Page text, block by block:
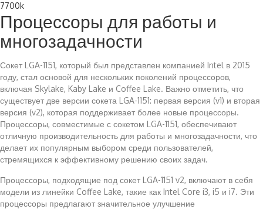
7700k
Процессоры для работы и
многозадачности
Сокет LGA-1151, который был представлен компанией Intel в 2015
году, стал основой для нескольких поколений процессоров,
включая Skylake, Kaby Lake и Coffee Lake. Важно отметить, что
существует две версии сокета LGA-1151: первая версия (v1) и вторая
версия (v2), которая поддерживает более новые процессоры.
Процессоры, совместимые с сокетом LGA-1151, обеспечивают
отличную производительность для работы и многозадачности, что
делает их популярным выбором среди пользователей,
стремящихся к эффективному решению своих задач.
Процессоры, подходящие под сокет LGA-1151 v2, включают в себя
модели из линейки Coffee Lake, такие как Intel Core i3, i5 и i7. Эти
процессоры предлагают значительное улучшение